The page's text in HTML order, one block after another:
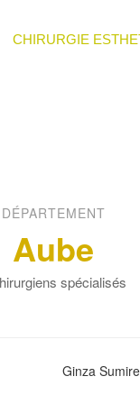
CHIRURGIE
DÉPARTEMENT
Aube
spécialisés
Ginza